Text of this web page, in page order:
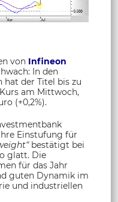
von Infineon
In den
hat der Titel bis zu
am Mittwoch,
(+0,2%).
Einstufung für
bestätigt bei
glatt. Die
für das Jahr
guten Dynamik im
und industriellen